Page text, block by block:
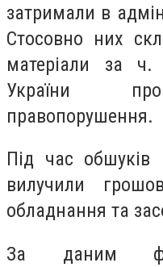
затримали в
Стосовно них
матеріали за
України про
правопорушення.
Під час обшуків
вилучили
обладнання та
За даним